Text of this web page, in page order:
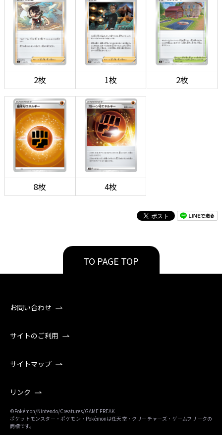
2枚 1枚 2枚
8枚 4枚
TO PAGE TOP
お問い合わせ
サイトのご利用
サイトマップ
リンク
©Pokémon/Nintendo/Creatures/GAME FREAK
ポケットモンスター・ポケモン・Pokémonは任天堂・クリーチャーズ・ゲームフリークの
商標です。